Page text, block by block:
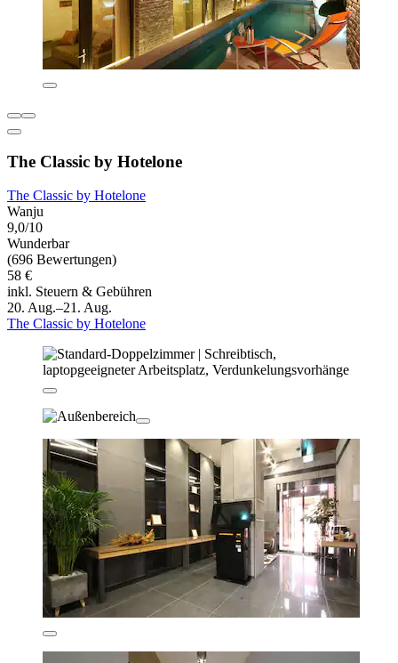
The Classic by Hotelone
The Classic by Hotelone
Wanju
9,0/10
Wunderbar
(696 Bewertungen)
58 €
inkl. Steuern & Gebühren
20. Aug.–21. Aug.
The Classic by Hotelone